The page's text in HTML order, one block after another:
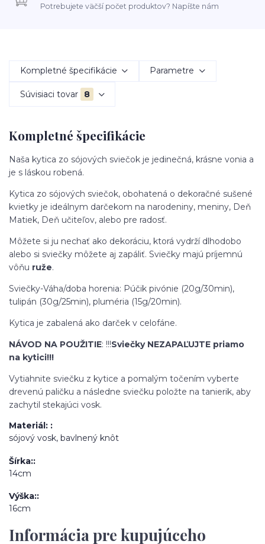
Potrebujete väčší počet produktov? Napíšte nám
Kompletné špecifikácie Parametre
Súvisiaci tovar 8
Kompletné špecifikácie
Naša kytica zo sójových sviečok je jedinečná, krásne vonia a
je s láskou robená.
Kytica zo sójových sviečok, obohatená o dekoračné sušené
kvietky je ideálnym darčekom na narodeniny, meniny, Deň
Matiek, Deň učiteľov, alebo pre radosť.
Môžete si ju nechať ako dekoráciu, ktorá vydrží dlhodobo
alebo si sviečky môžete aj zapáliť. Sviečky majú príjemnú
vôňu ruže.
Sviečky-Váha/doba horenia: Púčik pivónie (20g/30min),
tulipán (30g/25min), pluméria (15g/20min).
Kytica je zabalená ako darček v celofáne.
NÁVOD NA POUŽITIE: !!!Sviečky NEZAPAĽUJTE priamo
na kytici!!!
Vytiahnite sviečku z kytice a pomalým točením vyberte
drevenú paličku a následne sviečku položte na tanierik, aby
zachytil stekajúci vosk.
Materiál:
sójový vosk, bavlnený knôt
Šírka:
14cm
Výška:
16cm
Informácia pre kupujúceho